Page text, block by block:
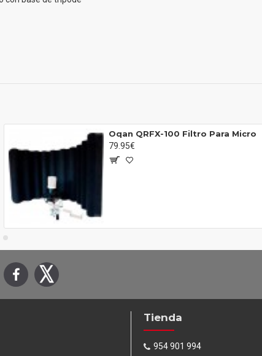
Oqan QRFX-100 Filtro Para Micro
79.95€
Tienda
954 901 994